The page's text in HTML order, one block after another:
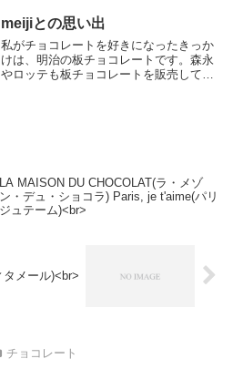
meijiとの思い出
私がチョコレートを好きになったきっか
けは、明治の板チョコレートです。森永
やロッテも板チョコレートを販売してい
LA MAISON DU CHOCOLAT(ラ・メゾ
ン・デュ・ショコラ) Paris, je t'aime(パリ
ジュテーム)<br>
メール)<br>
チョコレート